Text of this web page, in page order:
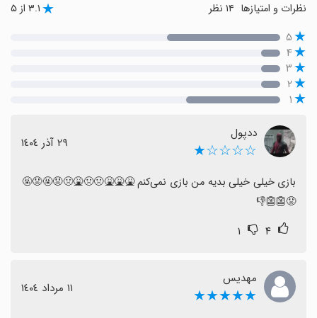
نظرات و امتیازها ۳.۱ از ۵
۵
۴
۳
۲
۱
ددپول
☆☆☆☆★ ٢٩ آذر ١٤٠٤
بازی خیلی خیلی بدیه من بازی نمی‌کنم 🤮🤮🤮🤢🤢🤮🤢😡🤬😡🤬
😡👺👺👎
۴ ۱
مهدیس
★★★★★ ١١ مرداد ١٤٠٤